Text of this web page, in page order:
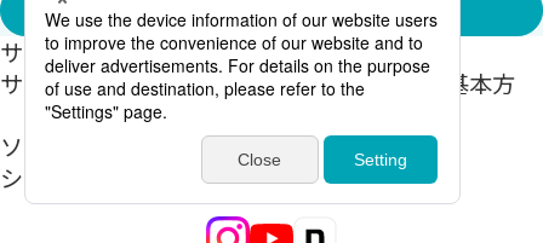
採用に関するお問い合わせ
サイトマップ
個人情報保護方針
サイトご利用に関して
情報セキュリティ基本方
ソーシャルメディアポリ
シー